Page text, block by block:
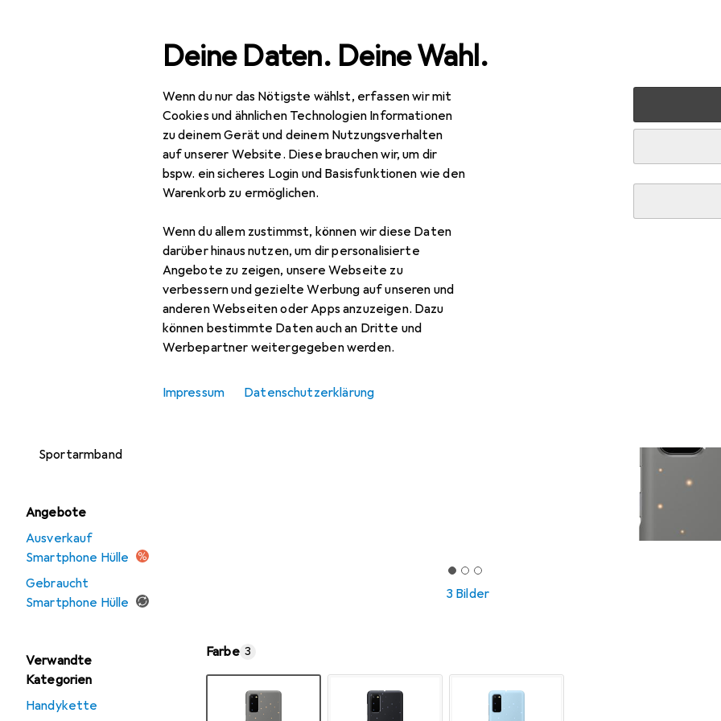
Deine Daten. Deine Wahl.
Wenn du nur das Nötigste wählst, erfassen wir mit
Cookies und ähnlichen Technologien Informationen
zu deinem Gerät und deinem Nutzungsverhalten
auf unserer Website. Diese brauchen wir, um dir
bspw. ein sicheres Login und Basisfunktionen wie den
Warenkorb zu ermöglichen.
Wenn du allem zustimmst, können wir diese Daten
darüber hinaus nutzen, um dir personalisierte
Angebote zu zeigen, unsere Webseite zu
verbessern und gezielte Werbung auf unseren und
anderen Webseiten oder Apps anzuzeigen. Dazu
können bestimmte Daten auch an Dritte und
Werbepartner weitergegeben werden.
Impressum Datenschutzerklärung
Navigation nach Kategorien
Sportarmband
Angebote
Ausverkauf
Smartphone Hülle
Gebraucht
Smartphone Hülle
Verwandte
Kategorien
Handykette
Gesamtsortiment IT + Multimedia Smartphones + Tablets Smartphone
3 Bilder
Farbe 3